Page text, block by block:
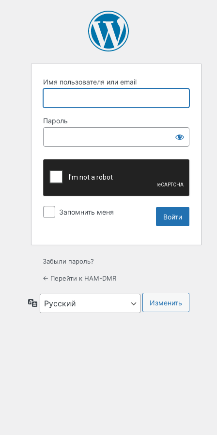
Имя пользователя или email
Пароль
Запомнить меня
Забыли пароль?
← Перейти к HAM-DMR
Язык